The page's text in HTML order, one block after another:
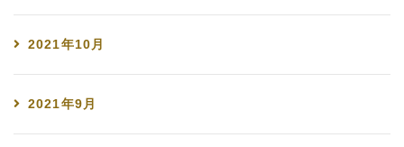
2021年10月
2021年9月